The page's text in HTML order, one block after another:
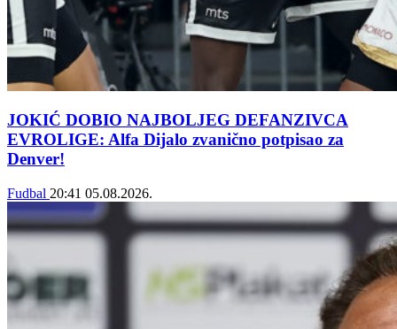
JOKIĆ DOBIO NAJBOLJEG DEFANZIVCA
EVROLIGE: Alfa Dijalo zvanično potpisao za
Denver!
Fudbal 20:41 05.08.2026.